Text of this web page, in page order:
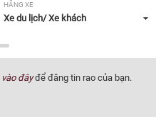
HÃNG XE
Xe du lịch/ Xe khách
NĂM SẢN XUẤT
Tất cả
XUẤT XỨ
vào đâyđể đăng tin rao của bạn.